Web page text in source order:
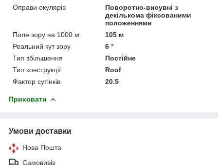
Оправи окулярів
Поворотно-висувні з
декількома фіксованими
положеннями
Поле зору на 1000 м
105 м
Реальний кут зору
6 °
Тип збільшення
Постійне
Тип конструкції
Roof
Фактор сутінків
20.5
Приховати
Умови доставки
Нова Пошта
Самовивіз